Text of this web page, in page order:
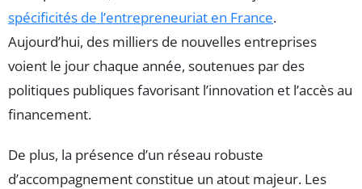
spécificités de l’entrepreneuriat en France.
Aujourd’hui, des milliers de nouvelles entreprises
voient le jour chaque année, soutenues par des
politiques publiques favorisant l’innovation et l’accès au
financement.
De plus, la présence d’un réseau robuste
d’accompagnement constitue un atout majeur. Les